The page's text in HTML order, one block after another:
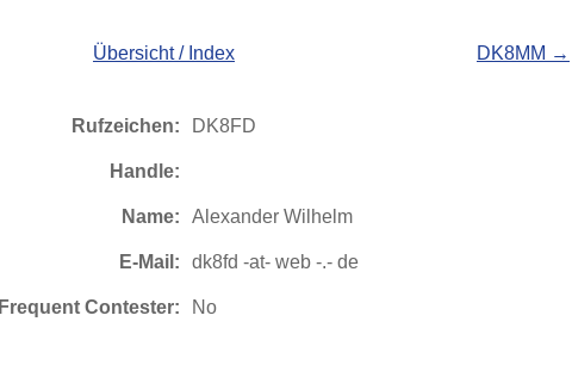
Übersicht / Index DK8MM →
Rufzeichen: DK8FD
Handle:
Name: Alexander Wilhelm
E-Mail: dk8fd -at- web -.- de
Frequent Contester: No